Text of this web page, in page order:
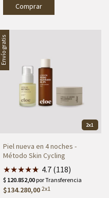
Envío gratis
2x1
Piel nueva en 4 noches -
Método Skin Cycling
★★★★★
★ 4.7 (118)
$134.280,00 2x1